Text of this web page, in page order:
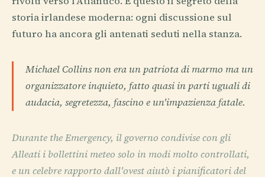
storia irlandese moderna: ogni discussione sul
futuro ha ancora gli antenati seduti nella stanza.
Michael Collins non era un patriota di marmo ma un
organizzatore inquieto, fatto quasi in parti uguali di
audacia, segretezza, fascino e un'impazienza fatale.
Durante the Emergency, il governo condivise con gli
Alleati i bollettini meteo solo in modi molto controllati,
e un celebre rapporto dall'ovest aiutò i pianificatori del